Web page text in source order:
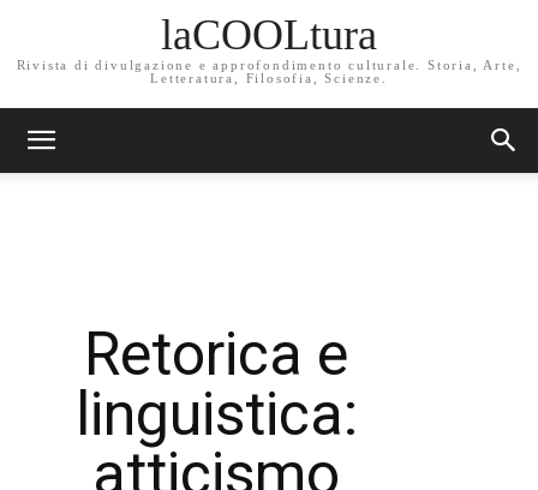
laCOOLtura
Rivista di divulgazione e approfondimento culturale. Storia, Arte,
Letteratura, Filosofia, Scienze.
Retorica e
linguistica:
atticismo